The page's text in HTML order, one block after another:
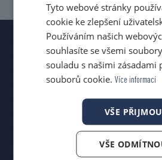
DEVELOPERSKÉ PROJEKTY
NABÍDKA NEMOVITOSTÍ
Tyto webové stránky
cookie ke zlepšení
Používáním našich
souhlasíte se všemi
souladu s našimi zásadami
souborů cookie. Více informací
VŠE
VŠE